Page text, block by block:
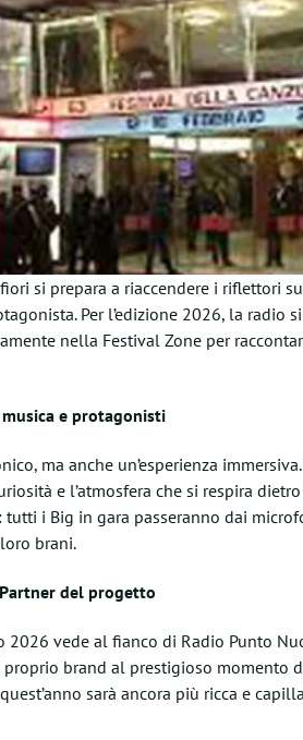
si prepara a riaccendere i riflettori
Per l’edizione 2026, la radio
nella Festival Zone per
e protagonisti
ma anche un’esperienza
e l’atmosfera che si respira
tutti i Big in gara passeranno dai
brani.
del progetto
2026 vede al fianco di Radio Punto
brand al prestigioso momento
sarà ancora più ricca e